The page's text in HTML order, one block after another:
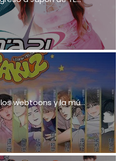
los webtoons y la mú...